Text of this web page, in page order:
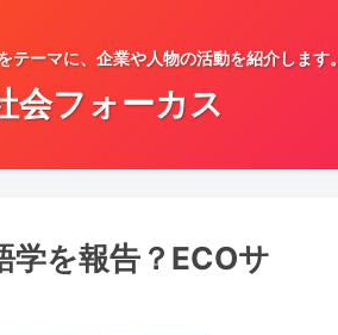
テーマに、企業や人物の活動を紹介します。
会フォーカス
学を報告？ECOサ